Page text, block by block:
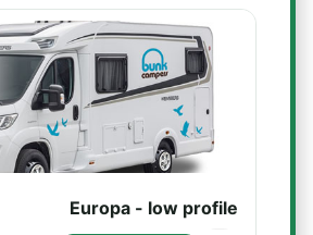
Europa - low profile